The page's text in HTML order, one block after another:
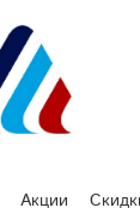
Акции